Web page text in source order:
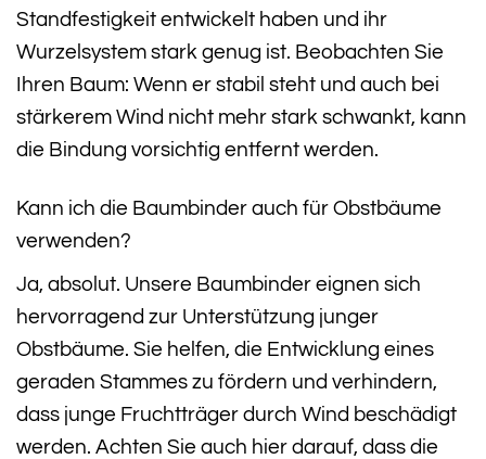
Standfestigkeit entwickelt haben und ihr
Wurzelsystem stark genug ist. Beobachten Sie
Ihren Baum: Wenn er stabil steht und auch bei
stärkerem Wind nicht mehr stark schwankt, kann
die Bindung vorsichtig entfernt werden.
Kann ich die Baumbinder auch für Obstbäume
verwenden?
Ja, absolut. Unsere Baumbinder eignen sich
hervorragend zur Unterstützung junger
Obstbäume. Sie helfen, die Entwicklung eines
geraden Stammes zu fördern und verhindern,
dass junge Fruchtträger durch Wind beschädigt
werden. Achten Sie auch hier darauf, dass die